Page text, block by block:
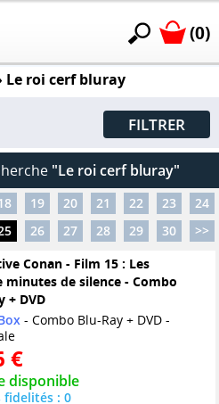
(0)
Le roi cerf bluray
FILTRER
"Le roi cerf bluray"
19 20 21 22 23
24
26 27 28 29 30
>>
Conan - Film 15 : Les
minutes de silence - Combo
+ DVD
- Combo Blu-Ray + DVD -
€
disponible
fidelités : 0